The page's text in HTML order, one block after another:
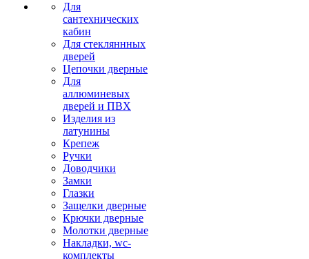
Для
сантехнических
кабин
Для стекляннных
дверей
Цепочки дверные
Для
аллюминевых
дверей и ПВХ
Изделия из
латунины
Крепеж
Ручки
Доводчики
Замки
Глазки
Защелки дверные
Крючки дверные
Молотки дверные
Накладки, wc-
комплекты